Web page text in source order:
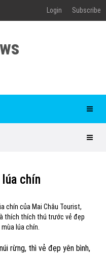
Login Subscribe
lúa chín
chín của Mai Châu Tourist,
thích thích thú trước vẻ đẹp
lúa chín.
rừng, thì vẻ đẹp yên bình,